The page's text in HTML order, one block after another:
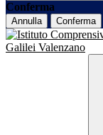
Conferma
Annulla Conferma